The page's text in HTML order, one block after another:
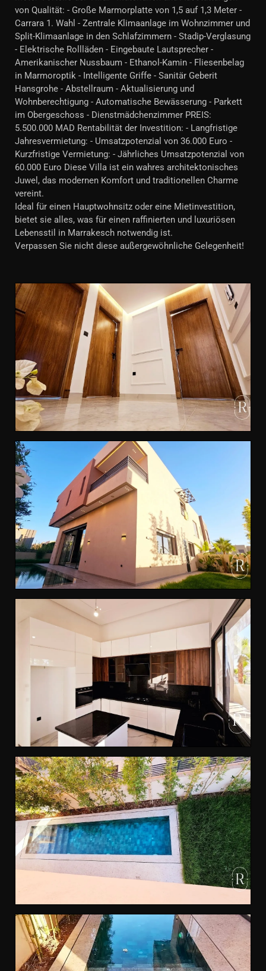
von Qualität: - Große Marmorplatte von 1,5 auf 1,3 Meter -
Carrara 1. Wahl - Zentrale Klimaanlage im Wohnzimmer und
Split-Klimaanlage in den Schlafzimmern - Stadip-Verglasung
- Elektrische Rollläden - Eingebaute Lautsprecher -
Amerikanischer Nussbaum - Ethanol-Kamin - Fliesenbelag
in Marmoroptik - Intelligente Griffe - Sanitär Geberit
Hansgrohe - Abstellraum - Aktualisierung und
Wohnberechtigung - Automatische Bewässerung - Parkett
im Obergeschoss - Dienstmädchenzimmer PREIS:
5.500.000 MAD Rentabilität der Investition: - Langfristige
Jahresvermietung: - Umsatzpotenzial von 36.000 Euro -
Kurzfristige Vermietung: - Jährliches Umsatzpotenzial von
60.000 Euro Diese Villa ist ein wahres architektonisches
Juwel, das modernen Komfort und traditionellen Charme
vereint.
Ideal für einen Hauptwohnsitz oder eine Mietinvestition,
bietet sie alles, was für einen raffinierten und luxuriösen
Lebensstil in Marrakesch notwendig ist.
Verpassen Sie nicht diese außergewöhnliche Gelegenheit!